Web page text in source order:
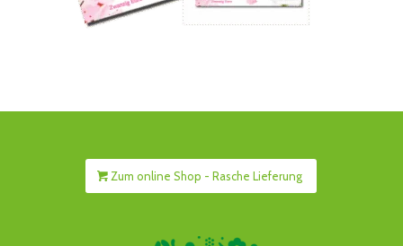
Zum online Shop - Rasche Lieferung